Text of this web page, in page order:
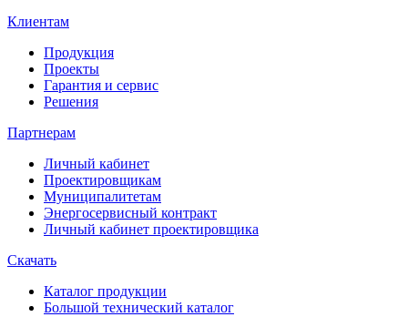
Клиентам
Продукция
Проекты
Гарантия и сервис
Решения
Партнерам
Личный кабинет
Проектировщикам
Муниципалитетам
Энергосервисный контракт
Личный кабинет проектировщика
Скачать
Каталог продукции
Большой технический каталог